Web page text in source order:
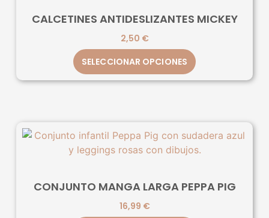
CALCETINES ANTIDESLIZANTES MICKEY
2,50 €
SELECCIONAR OPCIONES
CONJUNTO MANGA LARGA PEPPA PIG
16,99 €